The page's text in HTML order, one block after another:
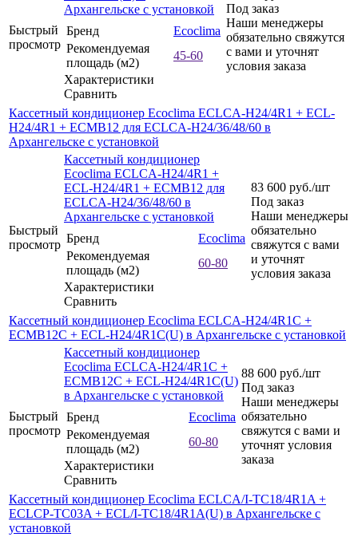
Быстрый
просмотр
Архангельске с установкой
Бренд
Ecoclima
Рекомендуемая
площадь (м2)
45-60
Характеристики
Сравнить
Под заказ
Наши менеджеры
обязательно свяжутся
с вами и уточнят
условия заказа
Кассетный кондиционер Ecoclima ECLCA-H24/4R1 + ECL-
H24/4R1 + ECMB12 для ECLCA-H24/36/48/60 в
Архангельске с установкой
Быстрый
просмотр
Кассетный кондиционер
Ecoclima ECLCA-H24/4R1 +
ECL-H24/4R1 + ECMB12 для
ECLCA-H24/36/48/60 в
Архангельске с установкой
Бренд
Ecoclima
Рекомендуемая
площадь (м2)
60-80
Характеристики
Сравнить
83 600 руб./шт
Под заказ
Наши менеджеры
обязательно
свяжутся с вами
и уточнят
условия заказа
Кассетный кондиционер Ecoclima ECLCA-H24/4R1C +
ECMB12C + ECL-H24/4R1C(U) в Архангельске с установкой
Быстрый
просмотр
Кассетный кондиционер
Ecoclima ECLCA-H24/4R1C +
ECMB12C + ECL-H24/4R1C(U)
в Архангельске с установкой
Бренд
Ecoclima
Рекомендуемая
площадь (м2)
60-80
Характеристики
Сравнить
88 600 руб./шт
Под заказ
Наши менеджеры
обязательно
свяжутся с вами и
уточнят условия
заказа
Кассетный кондиционер Ecoclima ECLCA/I-TC18/4R1A +
ECLCP-TC03A + ECL/I-TC18/4R1A(U) в Архангельске с
установкой